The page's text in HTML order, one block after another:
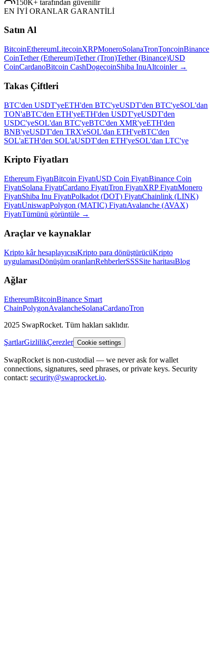
150K+ tarafından güvenilir
EN İYİ ORANLAR GARANTİLİ
Satın Al
BitcoinEthereumLitecoinXRPMoneroSolanaTronToncoinBinance
CoinTether (Ethereum)Tether (Tron)Tether (Binance)USD
CoinCardanoBitcoin CashDogecoinShiba InuAltcoinler→
Takas Çiftleri
BTC'den USDT'yeETH'den BTC'yeUSDT'den BTC'yeSOL'dan
TON'aBTC'den ETH'yeETH'den USDT'yeUSDT'den
USDC'yeSOL'dan BTC'yeBTC'den XMR'yeETH'den
BNB'yeUSDT'den TRX'eSOL'dan ETH'yeBTC'den
SOL'aETH'den SOL'aUSDT'den ETH'yeSOL'dan LTC'ye
Kripto Fiyatları
Ethereum FiyatıBitcoin FiyatıUSD Coin FiyatıBinance Coin
FiyatıSolana FiyatıCardano FiyatıTron FiyatıXRP FiyatıMonero
FiyatıShiba Inu FiyatıPolkadot (DOT) FiyatıChainlink (LINK)
FiyatıUniswapPolygon (MATIC) FiyatıAvalanche (AVAX)
FiyatıTümünü görüntüle →
Araçlar ve kaynaklar
Kripto kâr hesaplayıcısıKripto para dönüştürücüKripto
uygulamasıDönüşüm oranlarıRehberlerSSSSite haritasıBlog
Ağlar
EthereumBitcoinBinance Smart
ChainPolygonAvalancheSolanaCardanoTron
2025 SwapRocket. Tüm hakları saklıdır.
ŞartlarGizlilikÇerezler Cookie settings
SwapRocket is non-custodial — we never ask for wallet
connections, signatures, seed phrases, or private keys. Security
contact: security@swaprocket.io.